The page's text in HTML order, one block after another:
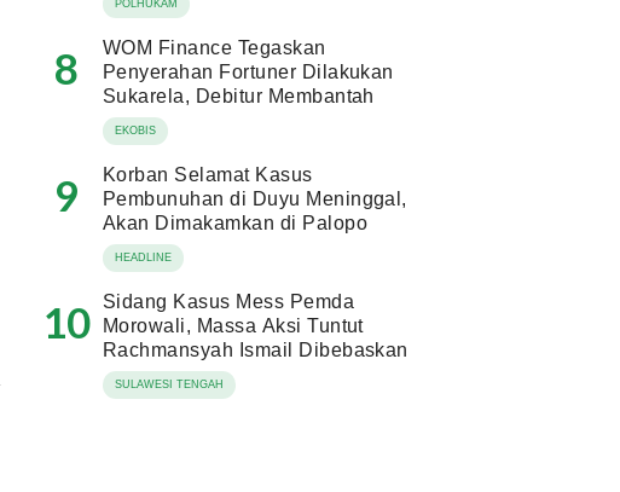
POLHUKAM
8
WOM Finance Tegaskan
Penyerahan Fortuner Dilakukan
Sukarela, Debitur Membantah
EKOBIS
9
Korban Selamat Kasus
Pembunuhan di Duyu Meninggal,
Akan Dimakamkan di Palopo
HEADLINE
10
Sidang Kasus Mess Pemda
Morowali, Massa Aksi Tuntut
Rachmansyah Ismail Dibebaskan
SULAWESI TENGAH